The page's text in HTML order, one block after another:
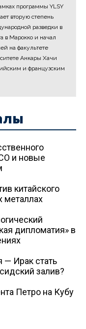
программы YLSY
вторую степень
разведки в
в Марокко и начал
на факультете
Анкары Хачи
и французским
и новые
китайского
металлах
дипломатия» в
— Ирак стать
залив?
Петро на Кубу